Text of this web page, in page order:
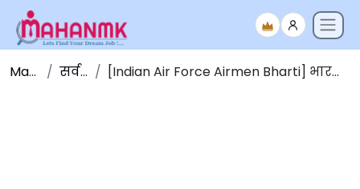
Maha NMK सर्व जाहिराती [Indian Air Force Airmen Bharti] भारतीय हवाई दल एयरमन (मेडिकल असिस्टंट) भरती 2026